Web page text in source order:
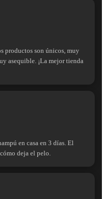
productos son únicos, muy
asequible. ¡La mejor tienda
en casa en 3 días. El
deja el pelo.